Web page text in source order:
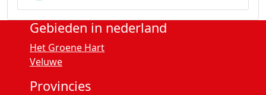
Gebieden in nederland
Het Groene Hart
Veluwe
Provincies